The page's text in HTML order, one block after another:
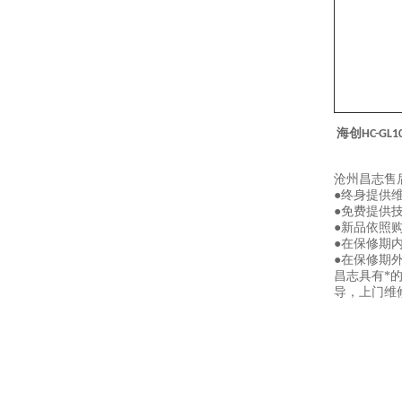
海创HC-
沧州昌志售
●终身提供
●免费提供
●新品依照
●在保修期
●在保修期
昌志具有*
导，上门维